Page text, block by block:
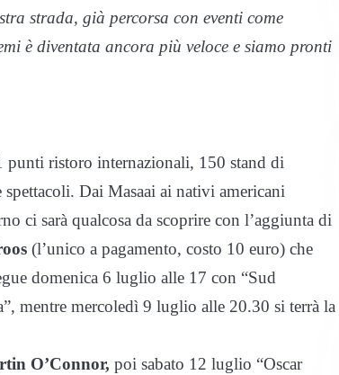
strada, già percorsa con eventi come
è diventata ancora più veloce e siamo pronti
punti ristoro internazionali, 150 stand di
Dai Masaai ai nativi americani
ci sarà qualcosa da scoprire con l’aggiunta di
(l’unico a pagamento, costo 10 euro) che
domenica 6 luglio alle 17 con “Sud
mentre mercoledì 9 luglio alle 20.30 si terrà la
O’Connor, poi sabato 12 luglio “Oscar